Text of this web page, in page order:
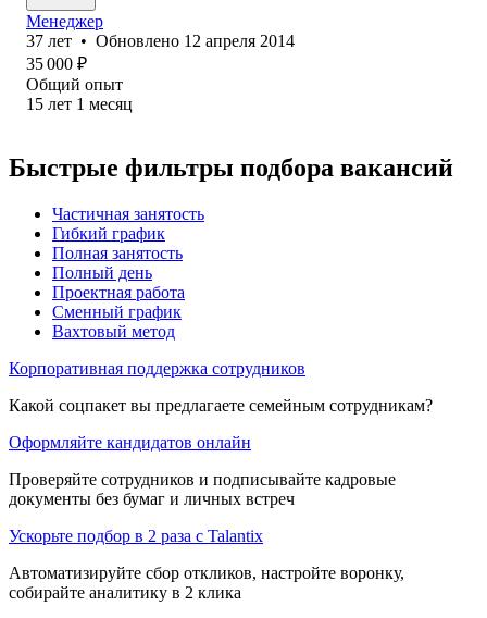
Менеджер
37 лет • Обновлено 12 апреля 2014
35 000 ₽
Общий опыт
15 лет 1 месяц
Быстрые фильтры подбора вакансий
Частичная занятость
Гибкий график
Полная занятость
Полный день
Проектная работа
Сменный график
Вахтовый метод
Корпоративная поддержка сотрудников
Какой соцпакет вы предлагаете семейным сотрудникам?
Оформляйте кандидатов онлайн
Проверяйте сотрудников и подписывайте кадровые
документы без бумаг и личных встреч
Ускорьте подбор в 2 раза с Talantix
Автоматизируйте сбор откликов, настройте воронку,
собирайте аналитику в 2 клика